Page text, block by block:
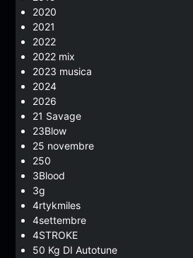
2020
2021
2022
2022 mix
2023 musica
2024
2026
21 Savage
23Blow
25 novembre
250
3Blood
3g
4rtykmiles
4settembre
4STROKE
50 Kg DI Autotune